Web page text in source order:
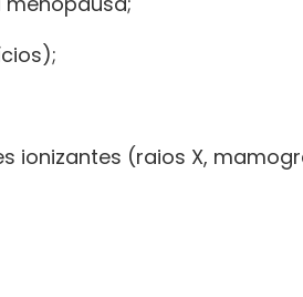
ionizantes (raios X,